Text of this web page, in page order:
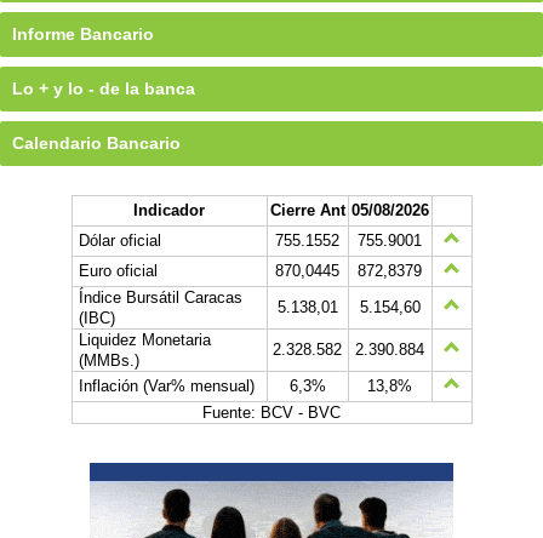
Informe Bancario
Lo + y lo - de la banca
Calendario Bancario
Indicador Cierre Ant 05/08/2026
Dólar oficial
755.1552
755.9001
Euro oficial
870,0445
872,8379
Índice Bursátil Caracas
(IBC)
5.138,01
5.154,60
Liquidez Monetaria
(MMBs.)
2.328.582
2.390.884
Inflación (Var% mensual)
6,3%
13,8%
Fuente: BCV - BVC